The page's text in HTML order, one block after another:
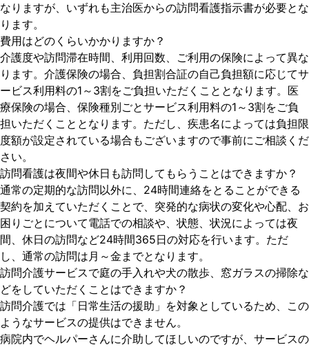
なりますが、いずれも主治医からの訪問看護指示書が必要とな
ります。
費用はどのくらいかかりますか？
介護度や訪問滞在時間、利用回数、ご利用の保険によって異な
ります。介護保険の場合、負担割合証の自己負担額に応じてサ
ービス利用料の1～3割をご負担いただくこととなります。医
療保険の場合、保険種別ごとサービス利用料の1～3割をご負
担いただくこととなります。ただし、疾患名によっては負担限
度額が設定されている場合もございますので事前にご相談くだ
さい。
訪問看護は夜間や休日も訪問してもらうことはできますか？
通常の定期的な訪問以外に、24時間連絡をとることができる
契約を加えていただくことで、突発的な病状の変化や心配、お
困りごとについて電話での相談や、状態、状況によっては夜
間、休日の訪問など24時間365日の対応を行います。ただ
し、通常の訪問は月～金までとなります。
訪問介護サービスで庭の手入れや犬の散歩、窓ガラスの掃除な
どをしていただくことはできますか？
訪問介護では「日常生活の援助」を対象としているため、この
ようなサービスの提供はできません。
病院内でヘルパーさんに介助してほしいのですが、サービスの